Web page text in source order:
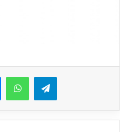
MessengerWhatsAppTelegram